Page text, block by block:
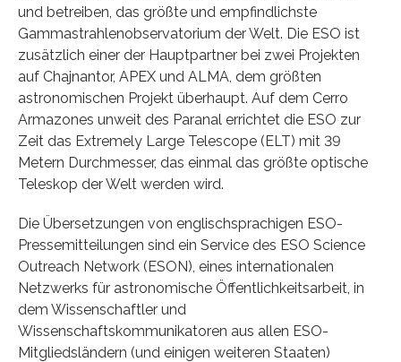
und betreiben, das größte und empfindlichste
Gammastrahlenobservatorium der Welt. Die ESO ist
zusätzlich einer der Hauptpartner bei zwei Projekten
auf Chajnantor, APEX und ALMA, dem größten
astronomischen Projekt überhaupt. Auf dem Cerro
Armazones unweit des Paranal errichtet die ESO zur
Zeit das Extremely Large Telescope (ELT) mit 39
Metern Durchmesser, das einmal das größte optische
Teleskop der Welt werden wird.
Die Übersetzungen von englischsprachigen ESO-
Pressemitteilungen sind ein Service des ESO Science
Outreach Network (ESON), eines internationalen
Netzwerks für astronomische Öffentlichkeitsarbeit, in
dem Wissenschaftler und
Wissenschaftskommunikatoren aus allen ESO-
Mitgliedsländern (und einigen weiteren Staaten)